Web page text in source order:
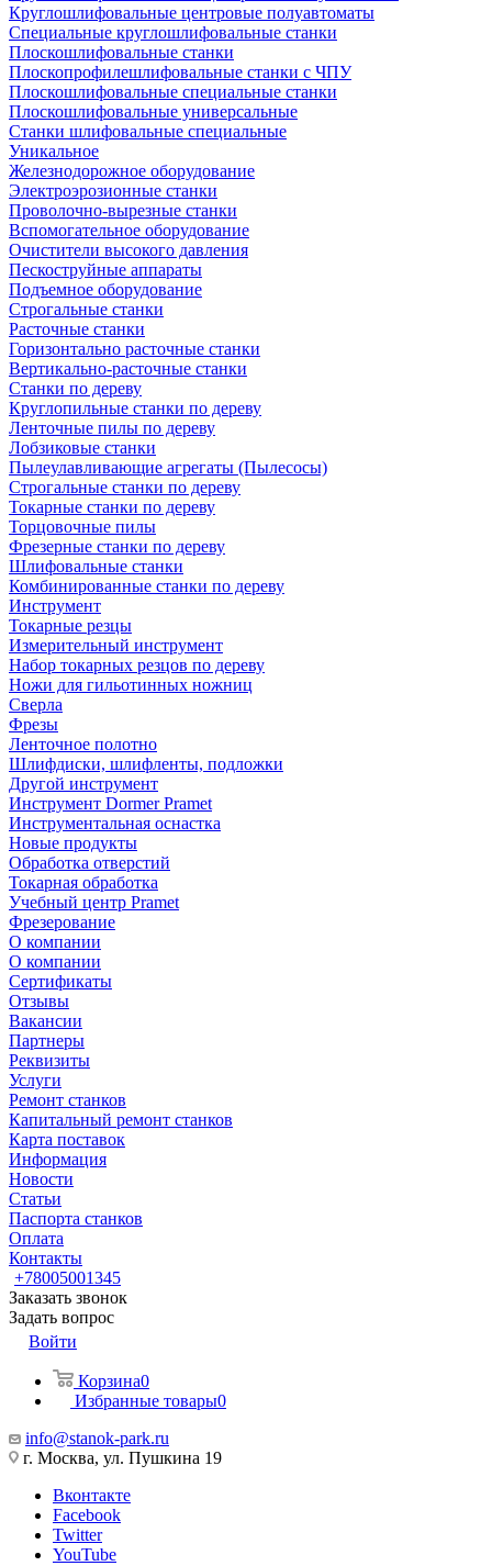
Круглошлифовальные центровые полуавтоматы
Специальные круглошлифовальные станки
Плоскошлифовальные станки
Плоскопрофилешлифовальные станки с ЧПУ
Плоскошлифовальные специальные станки
Плоскошлифовальные универсальные
Станки шлифовальные специальные
Уникальное
Железнодорожное оборудование
Электроэрозионные станки
Проволочно-вырезные станки
Вспомогательное оборудование
Очистители высокого давления
Пескоструйные аппараты
Подъемное оборудование
Строгальные станки
Расточные станки
Горизонтально расточные станки
Вертикально-расточные станки
Станки по дереву
Круглопильные станки по дереву
Ленточные пилы по дереву
Лобзиковые станки
Пылеулавливающие агрегаты (Пылесосы)
Строгальные станки по дереву
Токарные станки по дереву
Торцовочные пилы
Фрезерные станки по дереву
Шлифовальные станки
Комбинированные станки по дереву
Инструмент
Токарные резцы
Измерительный инструмент
Набор токарных резцов по дереву
Ножи для гильотинных ножниц
Сверла
Фрезы
Ленточное полотно
Шлифдиски, шлифленты, подложки
Другой инструмент
Инструмент Dormer Pramet
Инструментальная оснастка
Новые продукты
Обработка отверстий
Токарная обработка
Учебный центр Pramet
Фрезерование
О компании
О компании
Сертификаты
Отзывы
Вакансии
Партнеры
Реквизиты
Услуги
Ремонт станков
Капитальный ремонт станков
Карта поставок
Информация
Новости
Статьи
Паспорта станков
Оплата
Контакты
+78005001345
Заказать звонок
Задать вопрос
Войти
Корзина0
Избранные товары0
info@stanok-park.ru
г. Москва, ул. Пушкина 19
Вконтакте
Facebook
Twitter
YouTube